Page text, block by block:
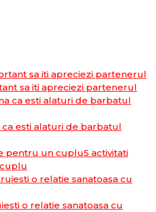
sa iti apreciezi partenerul
ca esti alaturi de barbatul
5 activitati
o relatie sanatoasa cu